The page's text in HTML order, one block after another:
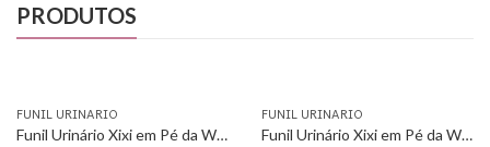
PRODUTOS
FUNIL URINARIO
Funil Urinário Xixi em Pé da Woman Free – Unitário
FUNIL URINARIO
Funil Urinário Xixi em Pé da Woman Free – Com 3 Unidades